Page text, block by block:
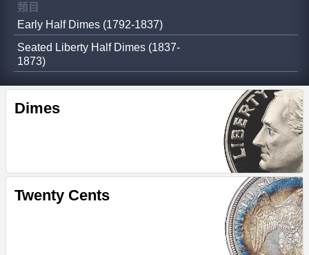
類目
Early Half Dimes (1792-1837)
Seated Liberty Half Dimes (1837-
1873)
Dimes
Twenty Cents